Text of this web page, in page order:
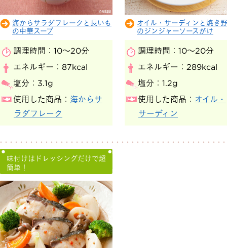
海からサラダフレークと長いも
の中華スープ
調理時間： 10～20分
エネルギー： 87kcal
塩分： 3.1g
使用した商品： 海からサ
ラダフレーク
オイル・サーディンと焼き
のジンジャーソースがけ
調理時間： 10～20分
エネルギー： 289kcal
塩分： 1.2g
使用した商品： オイル・
サーディン
味付けはドレッシングだけで超
簡単！